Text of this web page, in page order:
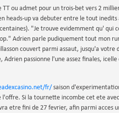
ou admet pour un trois-bet vers 2
heads-up va debuter entre le tout inedits
"Je trouve evidemment qu' qui
Adrien parle pudiquement tout mon
couvert parmi assaut, jusqu'a votre
passionne l'une assez finales,
fr/ saison
l'offre. Si la tournette incombe cet ete
etre fini de 27 fevrier, afin parmi acces